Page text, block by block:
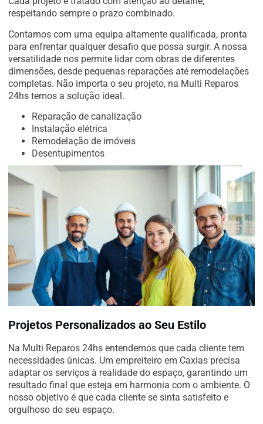
respeitando sempre o prazo combinado.
Contamos com uma equipa altamente qualificada, pronta
para enfrentar qualquer desafio que possa surgir. A nossa
versatilidade nos permite lidar com obras de diferentes
dimensões, desde pequenas reparações até remodelações
completas. Não importa o seu projeto, na Multi Reparos
24hs temos a solução ideal.
Reparação de canalização
Instalação elétrica
Remodelação de imóveis
Desentupimentos
Projetos Personalizados ao Seu Estilo
Na Multi Reparos 24hs entendemos que cada cliente tem
necessidades únicas. Um empreiteiro em Caxias precisa
adaptar os serviços à realidade do espaço, garantindo um
resultado final que esteja em harmonia com o ambiente. O
nosso objetivo é que cada cliente se sinta satisfeito e
orgulhoso do seu espaço.